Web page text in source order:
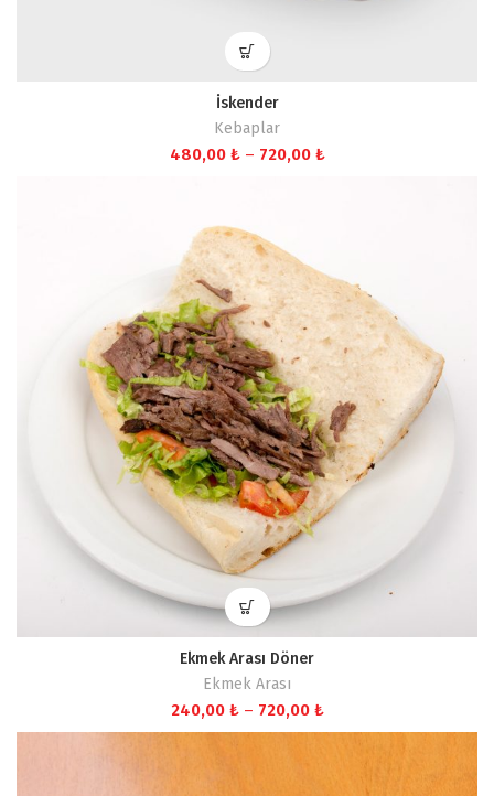
İskender
Kebaplar
480,00 ₺ – 720,00 ₺Fiyat
Ekmek Arası Döner
Ekmek Arası
240,00 ₺ – 720,00 ₺Fiyat
aralığı: